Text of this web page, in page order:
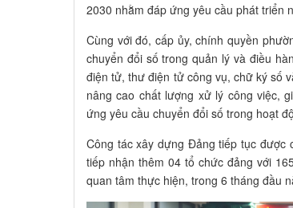
2030 nhằm đáp ứng yêu cầu phát triển
Cùng với đó, cấp ủy, chính quyền
chuyển đổi số trong quản lý và điều
điện tử, thư điện tử công vụ, chữ ký số
nâng cao chất lượng xử lý công việc,
ứng yêu cầu chuyển đổi số trong hoạt
Công tác xây dựng Đảng tiếp tục được
tiếp nhận thêm 04 tổ chức đảng với
quan tâm thực hiện, trong 6 tháng đầu